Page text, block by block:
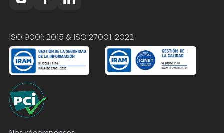
ISO 9001: 2015 & ISO 27001: 2022